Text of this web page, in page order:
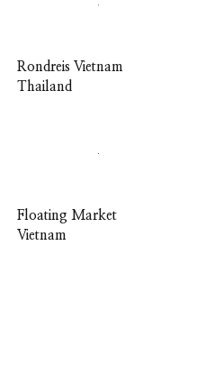
Rondreis Vietnam
Thailand
Floating Market
Vietnam